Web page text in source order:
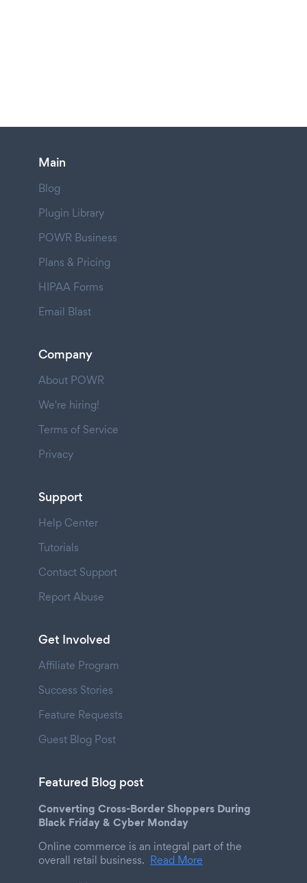
Main
Blog
Plugin Library
POWR Business
Plans & Pricing
HIPAA Forms
Email Blast
Company
About POWR
We're hiring!
Terms of Service
Privacy
Support
Help Center
Tutorials
Contact Support
Report Abuse
Get Involved
Affiliate Program
Success Stories
Feature Requests
Guest Blog Post
Featured Blog post
Converting Cross-Border Shoppers During
Black Friday & Cyber Monday
Online commerce is an integral part of the
overall retail business. Read More